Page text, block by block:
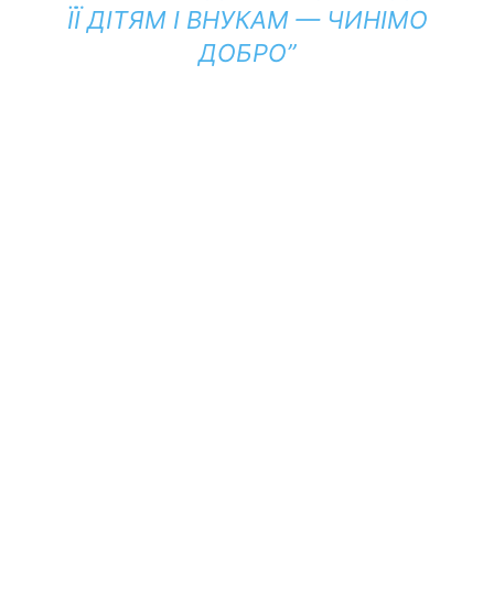
ЇЇ ДІТЯМ І ВНУКАМ — ЧИНІМО
ДОБРО”